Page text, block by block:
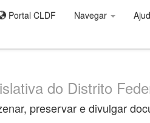
Portal CLDF Navegar
do Distrito
preservar e divulgar